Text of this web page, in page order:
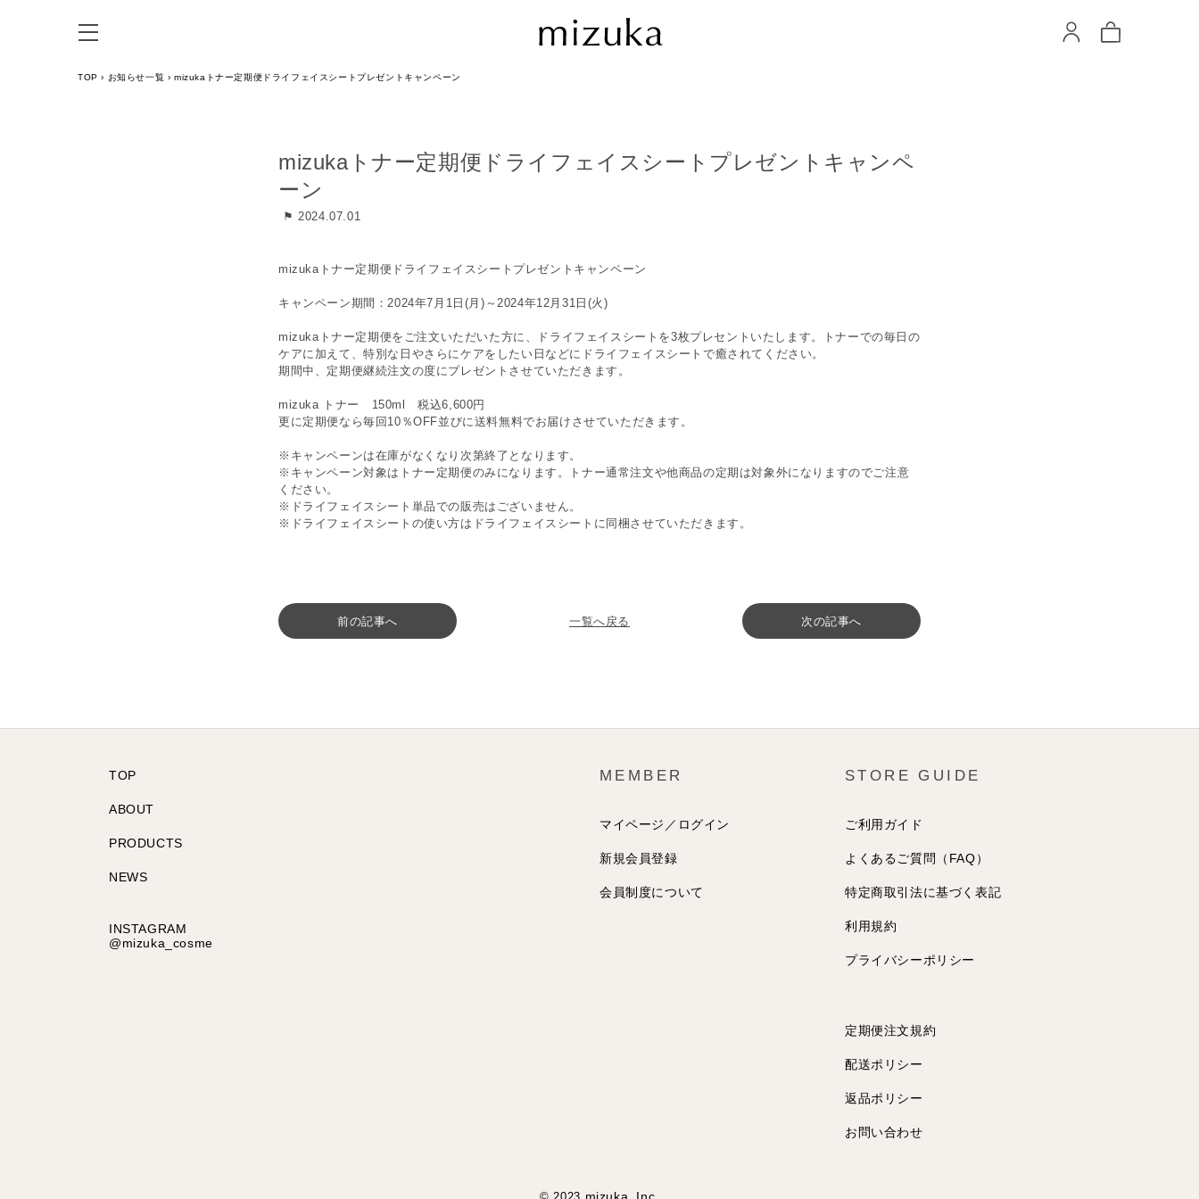
TOP › お知らせ一覧 › mizukaトナー定期便ドライフェイスシートプレゼントキャンペーン
mizukaトナー定期便ドライフェイスシートプレゼントキャンペ
ーン
⚑ 2024.07.01
mizukaトナー定期便ドライフェイスシートプレゼントキャンペーン
キャンペーン期間：2024年7月1日(月)～2024年12月31日(火)
mizukaトナー定期便をご注文いただいた方に、ドライフェイスシートを3枚プレセントいたします。トナーでの毎日の
ケアに加えて、特別な日やさらにケアをしたい日などにドライフェイスシートで癒されてください。
期間中、定期便継続注文の度にプレゼントさせていただきます。
mizuka トナー 150ml 税込6,600円
更に定期便なら毎回10％OFF並びに送料無料でお届けさせていただきます。
※キャンペーンは在庫がなくなり次第終了となります。
※キャンペーン対象はトナー定期便のみになります。トナー通常注文や他商品の定期は対象外になりますのでご注意
ください。
※ドライフェイスシート単品での販売はございません。
※ドライフェイスシートの使い方はドライフェイスシートに同梱させていただきます。
前の記事へ 一覧へ戻る 次の記事へ
TOP
ABOUT
PRODUCTS
NEWS
INSTAGRAM
@mizuka_cosme
MEMBER
マイページ／ログイン
新規会員登録
会員制度について
STORE GUIDE
ご利用ガイド
よくあるご質問（FAQ）
特定商取引法に基づく表記
利用規約
プライバシーポリシー
定期便注文規約
配送ポリシー
返品ポリシー
お問い合わせ